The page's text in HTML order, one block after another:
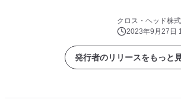
クロス・ヘッド株
2023年9月27日
発行者のリリースをもっと